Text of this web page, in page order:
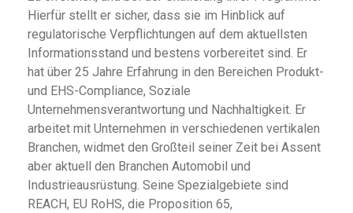
Hierfür stellt er sicher, dass sie im Hinblick auf
regulatorische Verpflichtungen aufdem aktuellsten
Informationsstand und bestens vorbereitet sind. Er
hat über 25 Jahre Erfahrung in den Bereichen Produkt-
und EHS-Compliance, Soziale
Unternehmensverantwortung und Nachhaltigkeit. Er
arbeitet mit Unternehmen inverschiedenen vertikalen
Branchen, widmet den Großteil seiner Zeit bei Assent
aber aktuellden Branchen Automobil und
Industrieausrüstung. Seine Spezialgebiete sind
REACH, EU RoHS, die Proposition 65,